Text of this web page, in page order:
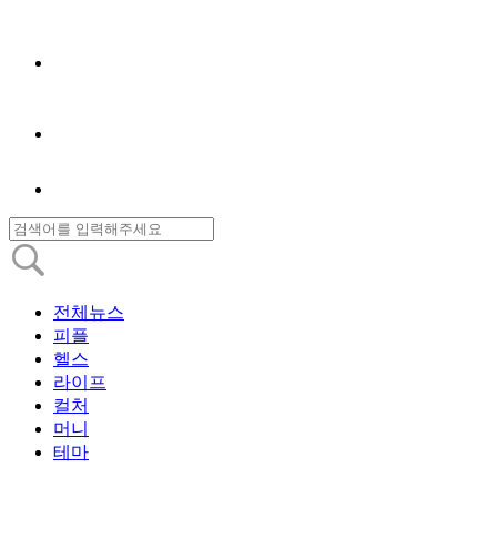
전체뉴스
피플
헬스
라이프
컬처
머니
테마